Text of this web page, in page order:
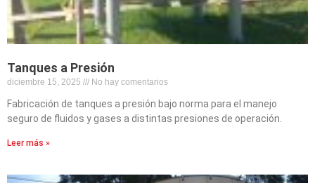
Tanques a Presión
diciembre 15, 2025 No hay comentarios
Fabricación de tanques a presión bajo norma para el manejo
seguro de fluidos y gases a distintas presiones de operación.
Leer más »